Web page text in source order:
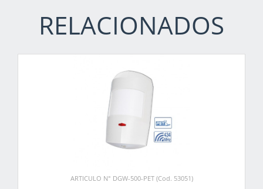
RELACIONADOS
ARTICULO N° DGW-500-PET (Cod. 53051)